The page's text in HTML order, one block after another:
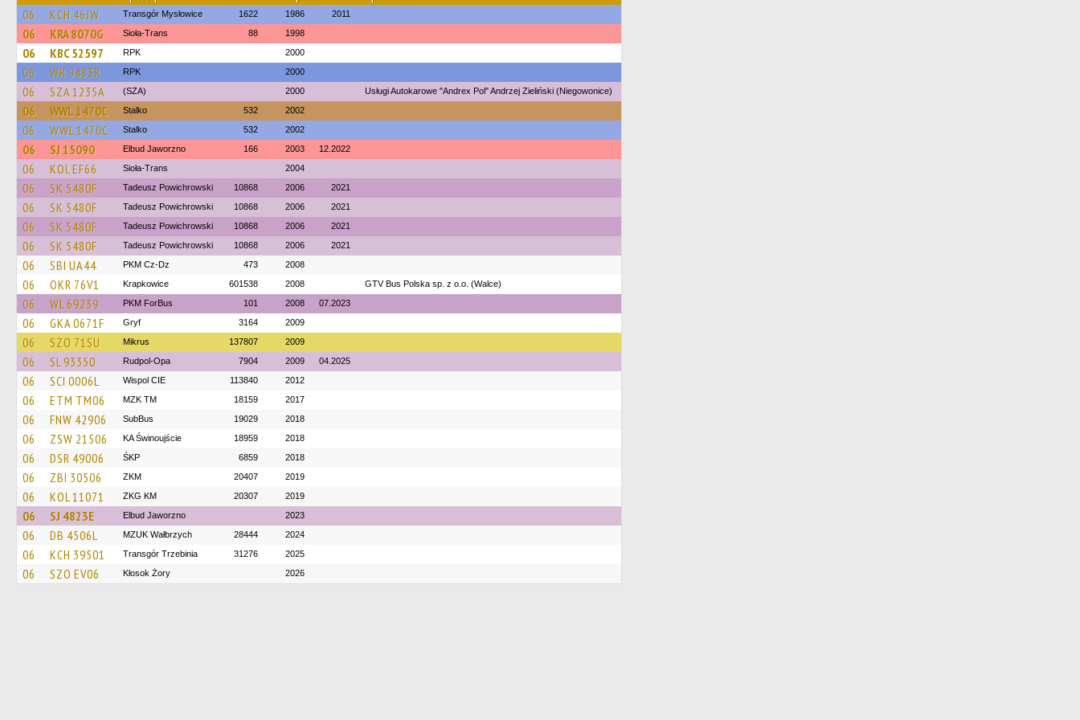
06 KCH 46JW Transgór Mysłowice 1622 1986 2011
06 KRA 8070G Sioła-Trans 88 1998
06 KBC 52597 RPK 2000
06 WR 9483R RPK 2000
06 SZA 1235A (SZA) 2000 Usługi Autokarowe "Andrex Pol" Andrzej Zieliński (Niegowonice)
06 WWL 1470C Stalko 532 2002
06 WWL 1470C Stalko 532 2002
06 SJ 15090 Elbud Jaworzno 166 2003 12.2022
06 KOL EF66 Sioła-Trans 2004
06 SK 5480F Tadeusz Powichrowski 10868 2006 2021
06 SK 5480F Tadeusz Powichrowski 10868 2006 2021
06 SK 5480F Tadeusz Powichrowski 10868 2006 2021
06 SK 5480F Tadeusz Powichrowski 10868 2006 2021
06 SBI UA44 PKM Cz-Dz 473 2008
06 OKR 76V1 Krapkowice 601538 2008 GTV Bus Polska sp. z o.o. (Walce)
06 WL 69239 PKM ForBus 101 2008 07.2023
06 GKA 0671F Gryf 3164 2009
06 SZO 71SU Mikrus 137807 2009
06 SL 93350 Rudpol-Opa 7904 2009 04.2025
06 SCI 0006L Wispol CIE 113840 2012
06 ETM TM06 MZK TM 18159 2017
06 FNW 42906 SubBus 19029 2018
06 ZSW 21506 KA Świnoujście 18959 2018
06 DSR 49006 ŚKP 6859 2018
06 ZBI 30506 ZKM 20407 2019
06 KOL 11071 ZKG KM 20307 2019
06 SJ 4823E Elbud Jaworzno 2023
06 DB 4506L MZUK Wałbrzych 28444 2024
06 KCH 39501 Transgór Trzebinia 31276 2025
06 SZO EV06 Kłosok Żory 2026